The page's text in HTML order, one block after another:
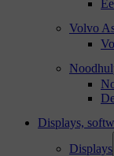
Volvo
Displays,
Displays